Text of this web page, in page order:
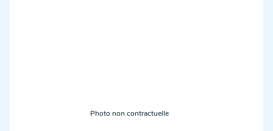
Photo non contractuelle